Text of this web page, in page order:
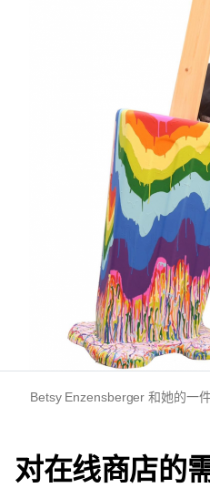
Betsy Enzensberger 和她的一
对在线商店的